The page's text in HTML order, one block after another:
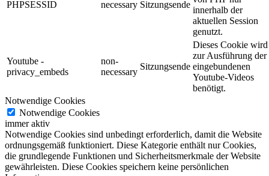
PHPSESSID necessary Sitzungsende
innerhalb der
aktuellen Session
genutzt.
Youtube -
privacy_embeds
non-
necessary
Sitzungsende
Dieses Cookie wird
zur Ausführung der
eingebundenen
Youtube-Videos
benötigt.
Notwendige Cookies
Notwendige Cookies
immer aktiv
Notwendige Cookies sind unbedingt erforderlich, damit die Website
ordnungsgemäß funktioniert. Diese Kategorie enthält nur Cookies,
die grundlegende Funktionen und Sicherheitsmerkmale der Website
gewährleisten. Diese Cookies speichern keine persönlichen